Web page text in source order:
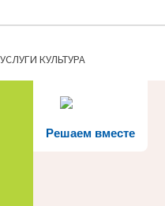
КУЛЬТУРА
Решаем вместе